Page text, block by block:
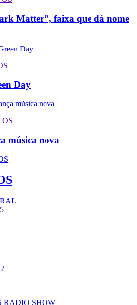
Matter”, faixa que dá nome
Day
música nova